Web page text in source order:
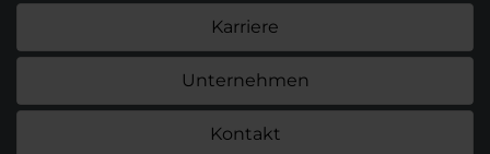
Karriere
Unternehmen
Kontakt